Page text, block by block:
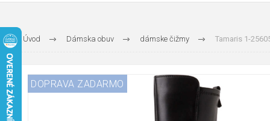
Úvod Dámska obuv dámske čižmy Tamaris 1-
DOPRAVA ZADARMO